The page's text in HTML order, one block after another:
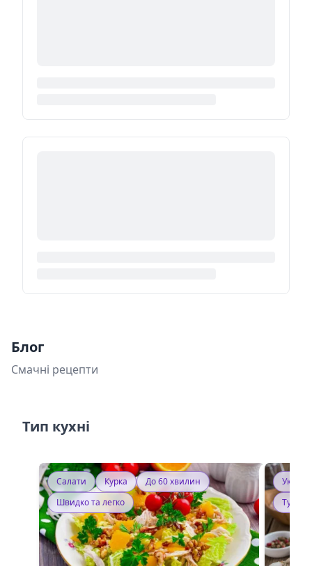
Блог
Смачні рецепти
Тип кухні
Салати Курка
До 60 хвилин
Швидко та легко